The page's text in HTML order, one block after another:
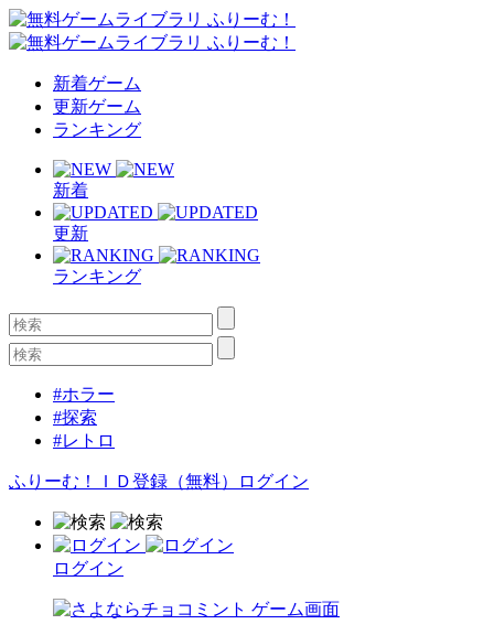
新着ゲーム
更新ゲーム
ランキング
新着
更新
ランキング
#ホラー
#探索
#レトロ
ふりーむ！ＩＤ登録（無料） ログイン
ログイン